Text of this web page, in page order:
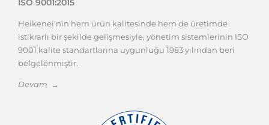
ISO 9001:2015
Heikenei'nin hem ürün kalitesinde hem de üretimde
istikrarlı bir şekilde gelişmesiyle, yönetim sistemlerinin ISO
9001 kalite standartlarına uygunluğu 1983 yılından beri
belgelenmiştir.
Devam →